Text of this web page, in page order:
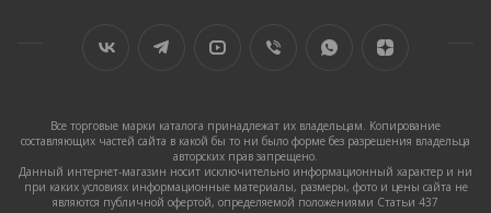
Все торговые марки каталога принадлежат их владельцам. Копирование
составляющих частей сайта в какой бы то ни было форме без разрешения владельца
авторских прав запрещено.
Данный интернет-магазин носит исключительно информационный характер и ни
при каких условиях информационные материалы, размеры, фото и цены сайта не
являются публичной офертой, определяемой положениями Статьи 437